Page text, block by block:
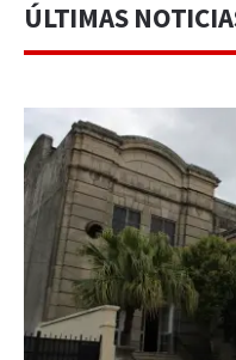
ÚLTIMAS